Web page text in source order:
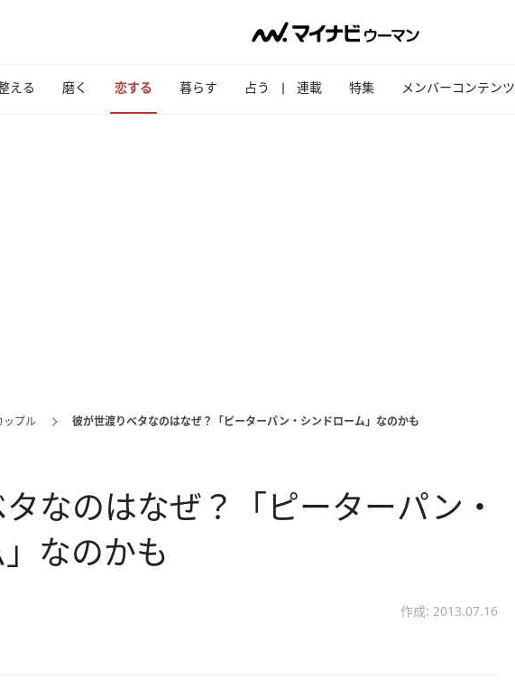
える 磨く 恋する 暮らす 占う 連載 特集 メンバーコンテンツ
ップル 彼が世渡りベタなのはなぜ？「ピーターパン・シンドローム」なのかも
なのはなぜ？「ピーターパン・
なのかも
作成: 2013.07.16